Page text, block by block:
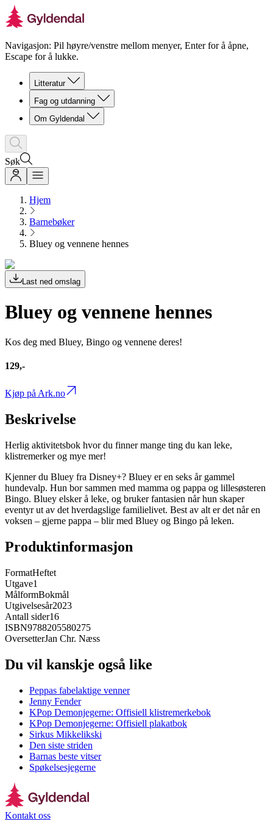
Navigasjon: Pil høyre/venstre mellom menyer, Enter for å åpne,
Escape for å lukke.
Litteratur
Fag og utdanning
Om Gyldendal
Søk
Hjem
Barnebøker
Bluey og vennene hennes
Last ned omslag
Bluey og vennene hennes
Kos deg med Bluey, Bingo og vennene deres!
129,-
Kjøp på Ark.no
Beskrivelse
Herlig aktivitetsbok hvor du finner mange ting du kan leke,
klistremerker og mye mer!
Kjenner du Bluey fra Disney+? Bluey er en seks år gammel
hundevalp. Hun bor sammen med mamma og pappa og lillesøsteren
Bingo. Bluey elsker å leke, og bruker fantasien når hun skaper
eventyr ut av det hverdagslige familielivet. Best av alt er det når en
voksen – gjerne pappa – blir med Bluey og Bingo på leken.
Produktinformasjon
FormatHeftet
Utgave1
MålformBokmål
Utgivelsesår2023
Antall sider16
ISBN9788205580275
OversetterJan Chr. Næss
Du vil kanskje også like
Peppas fabelaktige venner
Jenny Fender
KPop Demonjegerne: Offisiell klistremerkebok
KPop Demonjegerne: Offisiell plakatbok
Sirkus Mikkelikski
Den siste striden
Barnas beste vitser
Spøkelsesjegerne
Kontakt oss